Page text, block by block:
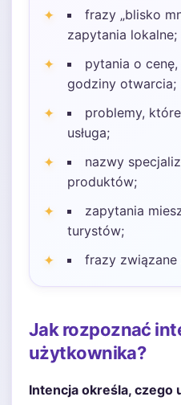
frazy „blisko
zapytania lokalne;
pytania o
godziny otwarcia;
problemy,
usługa;
nazwy
produktów;
zapytania
turystów;
frazy
Jak rozpoznać
użytkownika?
Intencja określa, czego